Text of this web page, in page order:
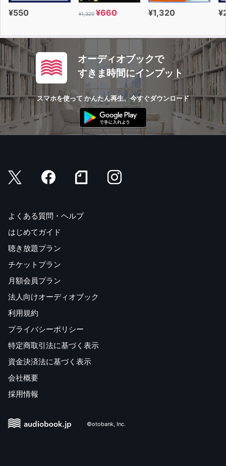
¥550 ¥1,320 ¥660 ¥1,320
オーディオブックで
すきま時間にインプット
スマホを使って かんたん再生、今すぐダウンロード
よくある質問・ヘルプ
はじめてガイド
聴き放題プラン
チケットプラン
月額会員プラン
法人向けオーディオブック
利用規約
プライバシーポリシー
特定商取引法に基づく表示
資金決済法に基づく表示
会社概要
採用情報
©otobank, Inc.